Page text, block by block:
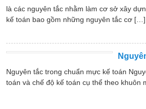
là các nguyên tắc nhằm làm cơ sở xây
kế toán bao gồm những nguyên tắc cơ […]
Nguyên tắc trong chuẩn mực kế toán
toán và chế độ kế toán cụ thể theo khuôn